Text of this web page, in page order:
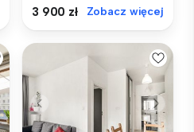
3 900 zł Zobacz więcej